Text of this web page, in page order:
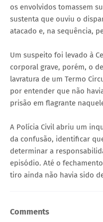
os envolvidos tomassem
sustenta que ouviu o
atacado e, na sequência,
Um suspeito foi levado à
corporal grave, porém, o
lavratura de um Termo
por entender que não
prisão em flagrante
A Polícia Civil abriu um
da confusão, identificar
determinar a
episódio. Até o
tiro ainda não havia sido
Comments